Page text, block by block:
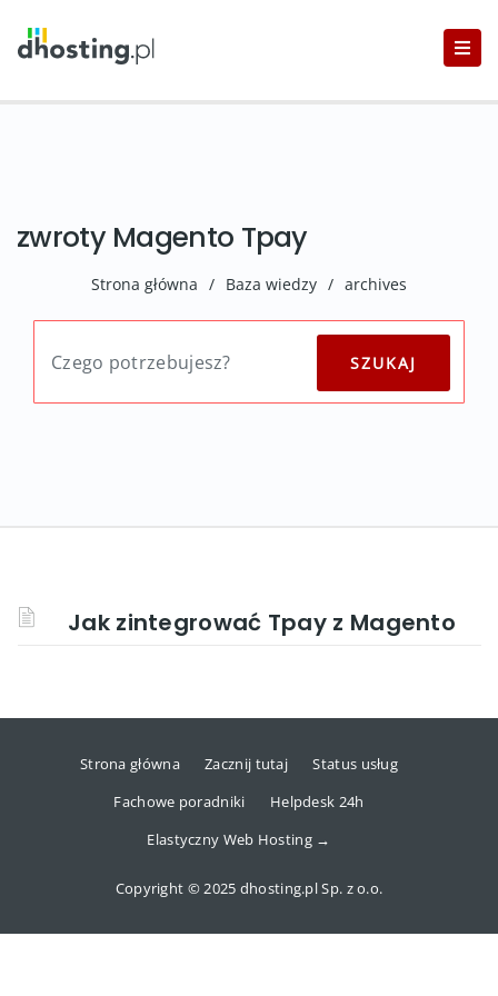
zwroty Magento Tpay
Strona główna / Baza wiedzy / archives
Jak zintegrować Tpay z Magento
Strona główna Zacznij tutaj
Status usług
Fachowe poradniki
Helpdesk 24h
Elastyczny Web Hosting →
Copyright © 2025 dhosting.pl Sp. z o.o.